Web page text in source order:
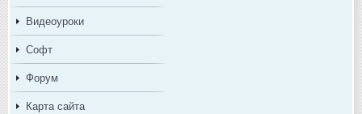
Видеоуроки
Софт
Форум
Карта сайта